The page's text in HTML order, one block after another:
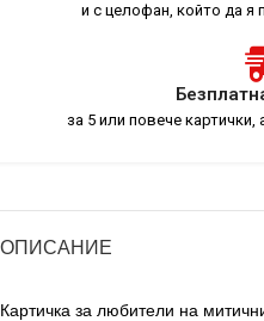
и с целофан, който да я
за 5 или повече
ОПИСАНИЕ
Картичка за любители на